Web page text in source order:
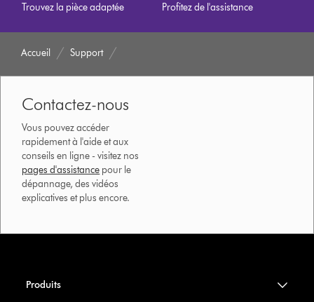
Trouvez la pièce adaptée Profitez de l'assistance
Accueil Support
Contactez-nous
Vous pouvez accéder
rapidement à l'aide et aux
conseils en ligne - visitez nos
pages d'assistance pour le
dépannage, des vidéos
explicatives et plus encore.
Produits